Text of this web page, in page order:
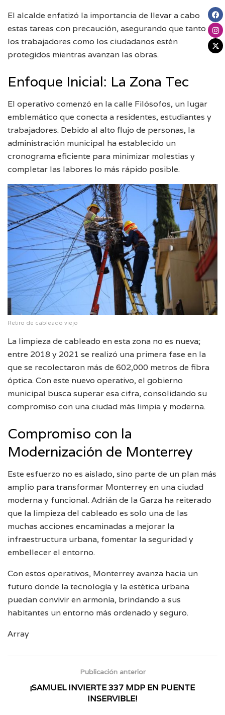
El alcalde enfatizó la importancia de llevar a cabo
estas tareas con precaución, asegurando que tanto
los trabajadores como los ciudadanos estén
protegidos mientras avanzan las obras.
Enfoque Inicial: La Zona Tec
El operativo comenzó en la calle Filósofos, un lugar
emblemático que conecta a residentes, estudiantes y
trabajadores. Debido al alto flujo de personas, la
administración municipal ha establecido un
cronograma eficiente para minimizar molestias y
completar las labores lo más rápido posible.
Retiro de cableado viejo
La limpieza de cableado en esta zona no es nueva;
entre 2018 y 2021 se realizó una primera fase en la
que se recolectaron más de 602,000 metros de fibra
óptica. Con este nuevo operativo, el gobierno
municipal busca superar esa cifra, consolidando su
compromiso con una ciudad más limpia y moderna.
Compromiso con la
Modernización de Monterrey
Este esfuerzo no es aislado, sino parte de un plan más
amplio para transformar Monterrey en una ciudad
moderna y funcional. Adrián de la Garza ha reiterado
que la limpieza del cableado es solo una de las
muchas acciones encaminadas a mejorar la
infraestructura urbana, fomentar la seguridad y
embellecer el entorno.
Con estos operativos, Monterrey avanza hacia un
futuro donde la tecnología y la estética urbana
puedan convivir en armonía, brindando a sus
habitantes un entorno más ordenado y seguro.
Array
Publicación anterior
¡SAMUEL INVIERTE 337 MDP EN PUENTE
INSERVIBLE!